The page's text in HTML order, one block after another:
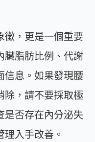
徵，更是一個重要
臟脂肪比例、代謝
信息。如果發現腰
除，請不要採取極
是否存在內分泌失
入手改善。